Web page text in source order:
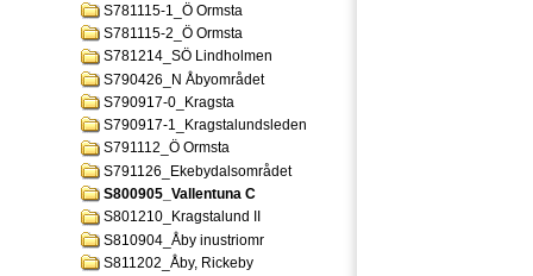
S781115-1_Ö Ormsta
S781115-2_Ö Ormsta
S781214_SÖ Lindholmen
S790426_N Åbyområdet
S790917-0_Kragsta
S790917-1_Kragstalundsleden
S791112_Ö Ormsta
S791126_Ekebydalsområdet
S800905_Vallentuna C
S801210_Kragstalund II
S810904_Åby inustriomr
S811202_Åby, Rickeby